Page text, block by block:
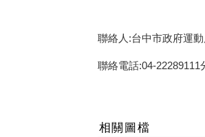
聯絡人:台中市政府運
聯絡電話:04-22289111
相關圖檔